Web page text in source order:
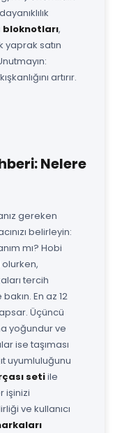
bloknotları,
yaprak satın
artırır.
Nelere
gereken
belirleyin:
mı? Hobi
tercih
En az 12
Üçüncü
yoğundur ve
ise taşıması
uyumluluğunu
setiile
işinizi
ve kullanıcı